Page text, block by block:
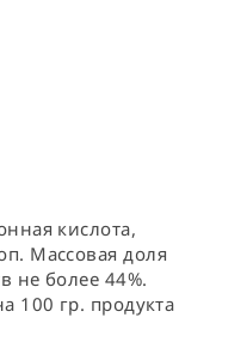
кислота,
Массовая доля
не более 44%.
100 гр. продукта